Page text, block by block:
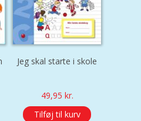
Jeg skal starte i skole
49,95 kr.
Tilføj til kurv